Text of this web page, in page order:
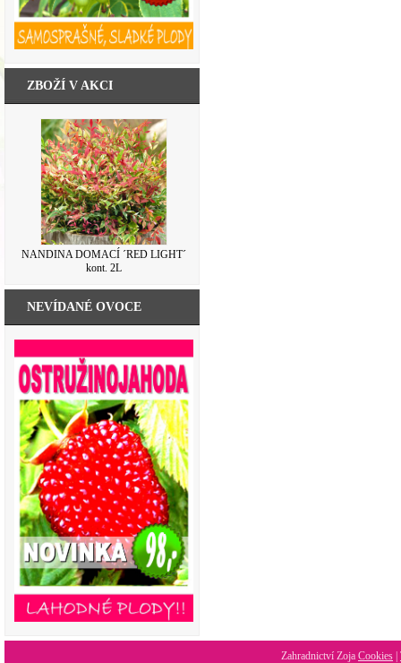
ZBOŽÍ V AKCI
NANDINA DOMACÍ ´RED LIGHT´
kont. 2L
NEVÍDANÉ OVOCE
Zahradnictví Zoja Cookies